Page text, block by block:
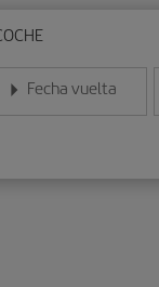
formato día/mes/año
Fecha vuelta
Introduce la fecha en